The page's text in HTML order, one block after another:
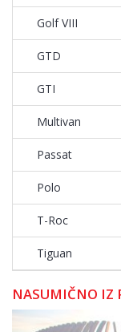
Golf VIII
GTD
GTI
Multivan
Passat
Polo
T-Roc
Tiguan
NASUMIČNO IZ